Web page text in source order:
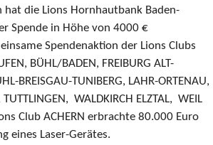
hat die Lions Hornhautbank Baden-
Spende in Höhe von 4000 €
Spendenaktion der Lions Clubs
BÜHL/BADEN, FREIBURG ALT-
BREISGAU-TUNIBERG, LAHR-ORTENAU,
WALDKIRCH ELZTAL, WEIL
Club ACHERN erbrachte 80.000 Euro
eines Laser-Gerätes.